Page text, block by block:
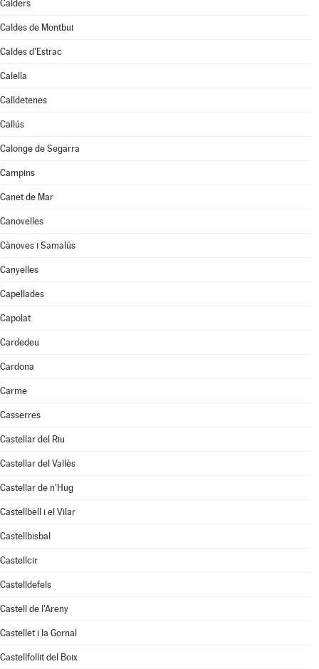
Calders
Caldes de Montbui
Caldes d'Estrac
Calella
Calldetenes
Callús
Calonge de Segarra
Campins
Canet de Mar
Canovelles
Cànoves i Samalús
Canyelles
Capellades
Capolat
Cardedeu
Cardona
Carme
Casserres
Castellar del Riu
Castellar del Vallès
Castellar de n'Hug
Castellbell i el Vilar
Castellbisbal
Castellcir
Castelldefels
Castell de l'Areny
Castellet i la Gornal
Castellfollit del Boix